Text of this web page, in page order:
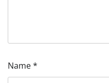
Name*